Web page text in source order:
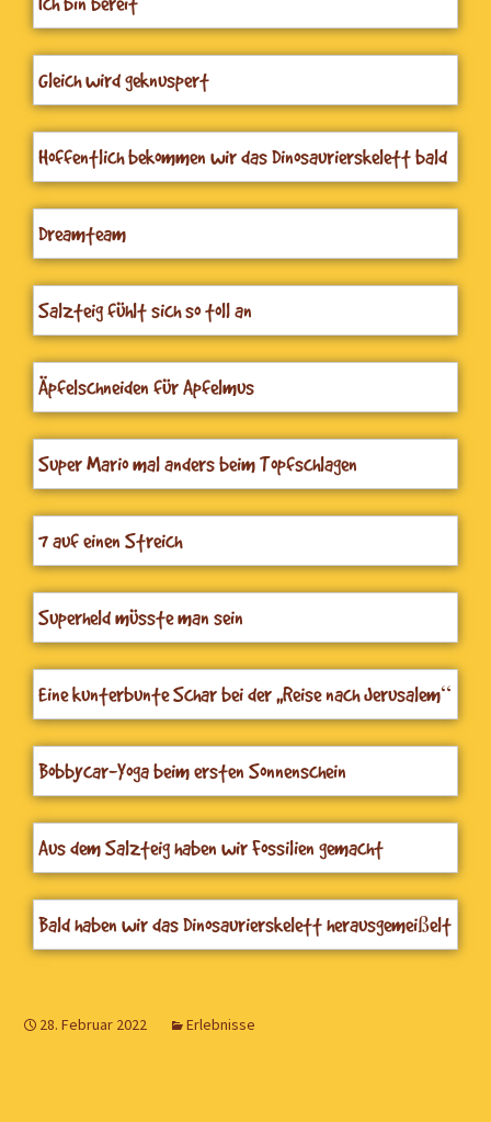
Gleich wird geknuspert
Hoffentlich bekommen wir das Dinosaurierskelett bald
heraus
Dreamteam
Salzteig fühlt sich so toll an
Äpfelschneiden für Apfelmus
Super Mario mal anders beim Topfschlagen
7 auf einen Streich
Superheld müsste man sein
Eine kunterbunte Schar bei der ,,Reise nach Jerusalem“
Bobbycar-Yoga beim ersten Sonnenschein
Aus dem Salzteig haben wir Fossilien gemacht
Bald haben wir das Dinosaurierskelett herausgemeißelt
28. Februar 2022 Erlebnisse